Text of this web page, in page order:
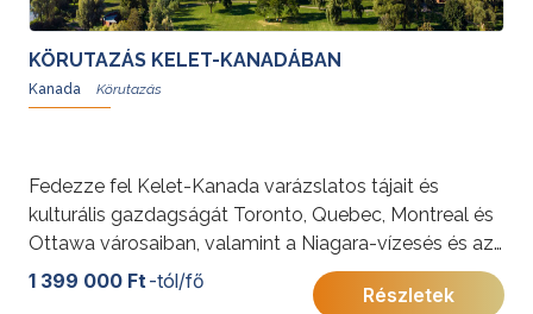
KÖRUTAZÁS KELET-KANADÁBAN
Kanada
Fedezze fel Kelet-Kanada varázslatos tájait és
kulturális gazdagságát Toronto, Quebec, Montreal és
Ottawa városaiban, valamint a Niagara-vízesés és az
Ezer-szigetek lenyűgöző látványában. Egyedülálló
élmény várja a modern nagyvárosok és a természeti
1 399 000 Ft-tól/fő
Részletek